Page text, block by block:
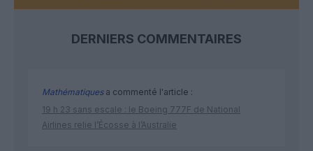
DERNIERS COMMENTAIRES
Mathématiquesa commenté l'article :
19 h 23 sans escale : le Boeing 777F de National
Airlines relie l’Écosse à l’Australie